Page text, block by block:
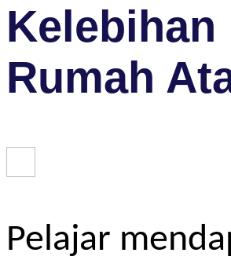
Kelebihan
Rumah
Pelajar